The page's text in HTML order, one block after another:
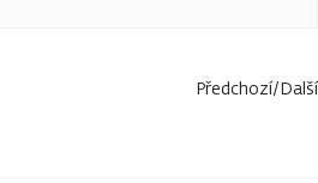
Předchozí/Další